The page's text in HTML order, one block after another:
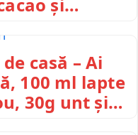
și…
casă – Ai
100 ml lapte
30g unt și…